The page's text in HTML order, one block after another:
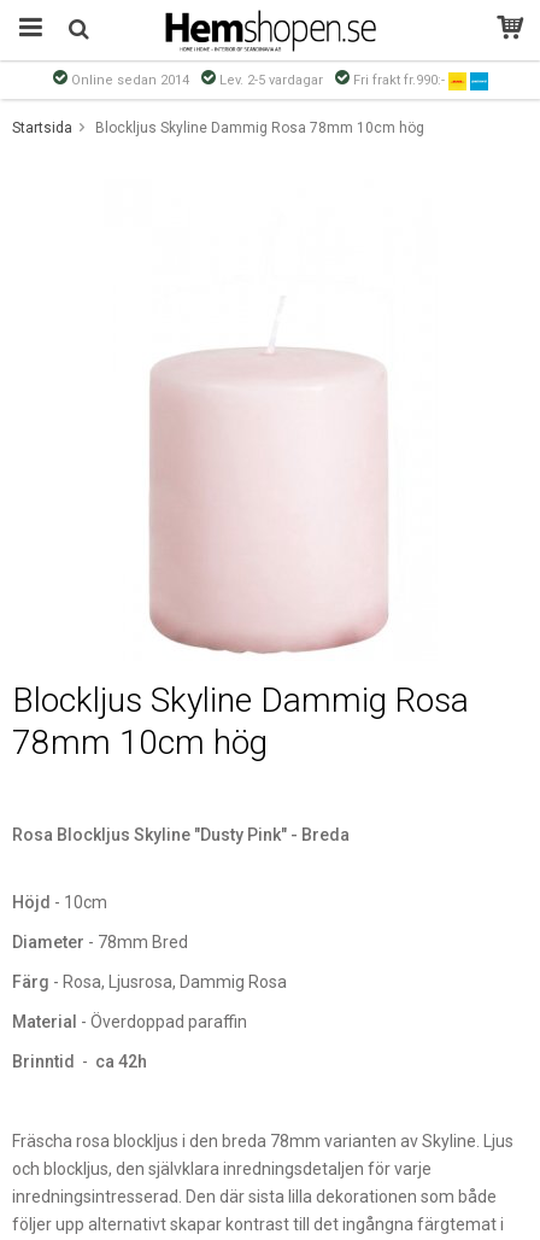
Online sedan 2014 Lev. 2-5 vardagar Fri frakt fr.990:-
Startsida Blockljus Skyline Dammig Rosa 78mm 10cm hög
Blockljus Skyline Dammig Rosa
78mm 10cm hög
Rosa Blockljus Skyline "Dusty Pink" - Breda
Höjd - 10cm
Diameter - 78mm Bred
Färg - Rosa, Ljusrosa, Dammig Rosa
Material - Överdoppad paraffin
Brinntid - ca 42h
Fräscha rosa blockljus i den breda 78mm varianten av Skyline. Ljus
och blockljus, den självklara inredningsdetaljen för varje
inredningsintresserad. Den där sista lilla dekorationen som både
följer upp alternativt skapar kontrast till det ingångna färgtemat i